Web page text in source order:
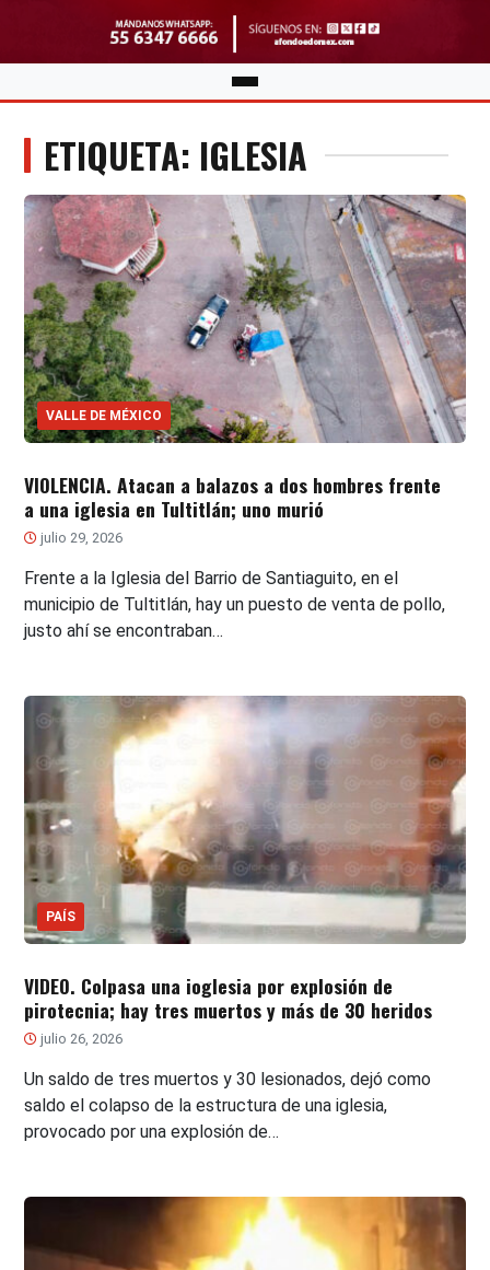
ETIQUETA: IGLESIA
VALLE DE MÉXICO
VIOLENCIA. Atacan a balazos a dos hombres frente
a una iglesia en Tultitlán; uno murió
julio 29, 2026
Frente a la Iglesia del Barrio de Santiaguito, en el
municipio de Tultitlán, hay un puesto de venta de pollo,
justo ahí se encontraban…
PAÍS
VIDEO. Colpasa una ioglesia por explosión de
pirotecnia; hay tres muertos y más de 30 heridos
julio 26, 2026
Un saldo de tres muertos y 30 lesionados, dejó como
saldo el colapso de la estructura de una iglesia,
provocado por una explosión de…